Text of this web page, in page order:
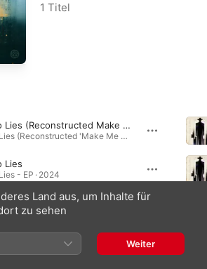
1 Titel
Addicted To Lies (Reconstructed Make Me Whole Mix)
Addicted To Lies (Reconstructed 'Make Me Whole' Mix) - EP · 2025
Lies
- EP · 2024
A Film)
A Film) - Single · 2025
Land aus, um Inhalte für
zu sehen
Weiter